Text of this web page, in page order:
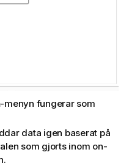
-menyn fungerar som
data igen baserat på
som gjorts inom on-